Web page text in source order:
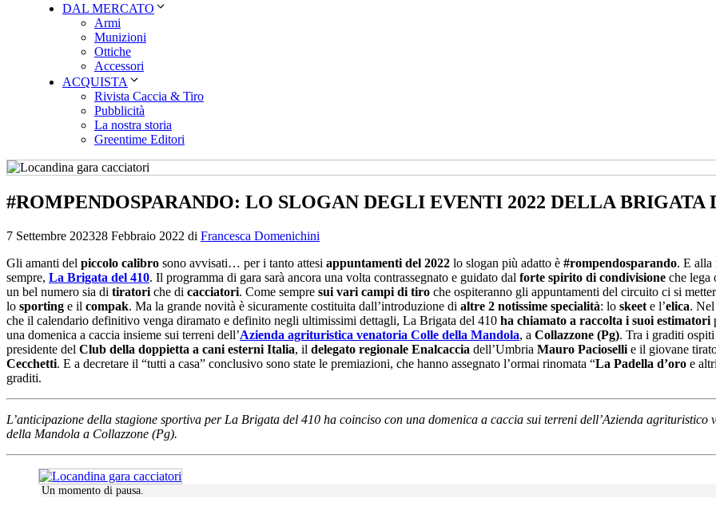
DAL MERCATO
Armi
Munizioni
Ottiche
Accessori
ACQUISTA
Rivista Caccia & Tiro
Pubblicità
La nostra storia
Greentime Editori
#ROMPENDOSPARANDO: LO SLOGAN DEGLI EVENTI 2022 DELLA BRIGATA
7 Settembre 202328 Febbraio 2022 di Francesca Domenichini
Gli amanti del piccolo calibro sono avvisati… per i tanto attesi appuntamenti del 2022 lo slogan più adatto è #rompendosparando. E alla
sempre, La Brigata del 410. Il programma di gara sarà ancora una volta contrassegnato e guidato dal forte spirito di condivisione che lega
un bel numero sia di tiratori che di cacciatori. Come sempre sui vari campi di tiro che ospiteranno gli appuntamenti del circuito ci si
lo sporting e il compak. Ma la grande novità è sicuramente costituita dall’introduzione di altre 2 notissime specialità: lo skeet e l’elica. Nel
che il calendario definitivo venga diramato e definito negli ultimissimi dettagli, La Brigata del 410 ha chiamato a raccolta i suoi estimatori
una domenica a caccia insieme sui terreni dell’Azienda agrituristica venatoria Colle della Mandola, a Collazzone (Pg). Tra i graditi
presidente del Club della doppietta a cani esterni Italia, il delegato regionale Enalcaccia dell’Umbria Mauro Pacioselli e il giovane
Cecchetti. E a decretare il “tutti a casa” conclusivo sono state le premiazioni, che hanno assegnato l’ormai rinomata “La Padella d’oro e
graditi.
L’anticipazione della stagione sportiva per La Brigata del 410 ha coinciso con una domenica a caccia sui terreni dell’Azienda agrituristico
della Mandola a Collazzone (Pg).
Un momento di pausa.